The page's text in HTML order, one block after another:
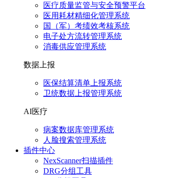
医疗质量监管与安全预警平台
医用耗材精细化管理系统
国（军）考绩效考核系统
电子处方流转管理系统
消毒供应管理系统
数据上报
医保结算清单上报系统
卫统数据上报管理系统
AI医疗
病案数据库管理系统
人脸搜索管理系统
插件中心
NexScanner扫描插件
DRG分组工具